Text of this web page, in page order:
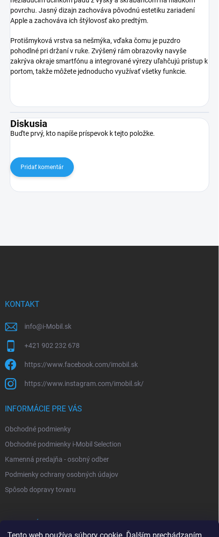
povrchu. Jasný dizajn zachováva pôvodnú estetiku zariadení
Apple a zachováva ich štýlovosť ako predtým.
Protišmyková vrstva sa nešmýka, vďaka čomu je puzdro
pohodlné pri držaní v ruke. Zvýšený rám obrazovky navyše
zakrýva okraje smartfónu a integrované výrezy uľahčujú prístup k
portom, takže môžete jednoducho využívať všetky funkcie.
Diskusia
Buďte prvý, kto napíše príspevok k tejto položke.
Pridať komentár
KONTAKT
info@i-Mobil.sk
+421 902 232 678
https://www.facebook.com/imobil.sk
https://www.instagram.com/imobil.sk/
INFORMÁCIE PRE VÁS
Obchodné podmienky
Obchodné podmienky i-Mobil Selection
Kamenná predajňa - osobný odber
Podmienky ochrany osobných údajov
Spôsob dopravy tovaru